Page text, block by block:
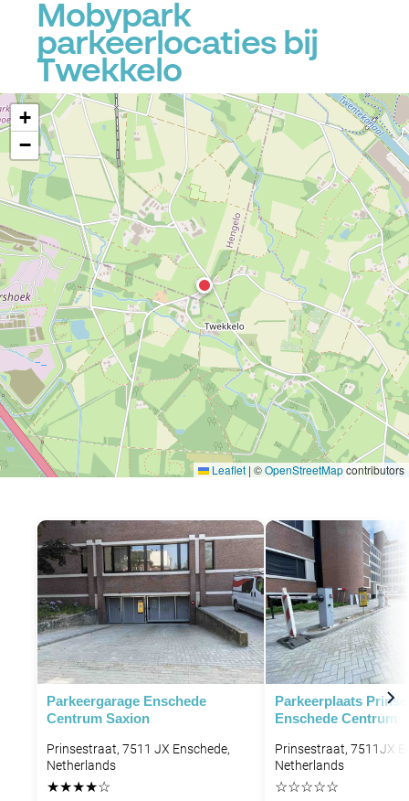
Mobypark
parkeerlocaties bij
Twekkelo
+
−
Leaflet | ©OpenStreetMapcontributors
Parkeergarage Enschede
Centrum Saxion
Prinsestraat, 7511 JX Enschede,
Netherlands
★★★★☆
Parkeerplaats
Enschede Centrum
Prinsestraat, 7511JX
Netherlands
☆☆☆☆☆